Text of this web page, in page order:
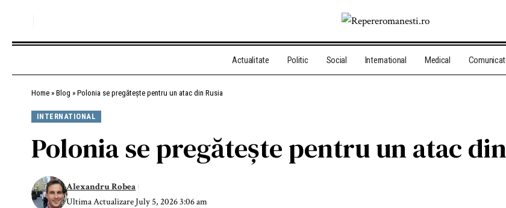
Actualitate Politic Social International Medical
Home » Blog » Polonia se pregătește pentru un atac din Rusia
INTERNATIONAL
Polonia se pregătește pentru un atac
Ultima Actualizare July 5, 2026 3:06 am
Alexandru Robea